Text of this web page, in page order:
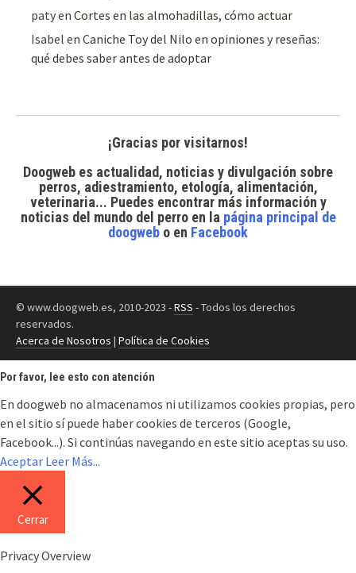
patyenCortes en las almohadillas, cómo actuar
Isabel enCaniche Toy del Nilo en opiniones y reseñas:
qué debes saber antes de adoptar
¡Gracias por visitarnos!
Doogweb es actualidad, noticias y divulgación sobre
perros, adiestramiento, etología, alimentación,
veterinaria... Puedes encontrar más información y
noticias del mundo del perroen la página principal de
doogweb o en Facebook
© www.doogweb.es, 2010-2023 -RSS - Todos los derechos
reservados.
Acerca de Nosotros | Política de Cookies
Por favor, lee esto con atención
En doogweb no almacenamos ni utilizamos cookies propias, pero
en el sitio sí puede haber cookies de terceros (Google,
Facebook...). Si continúas navegando en este sitio aceptas su uso.
Aceptar Leer Más...
Cerrar
Privacy Overview